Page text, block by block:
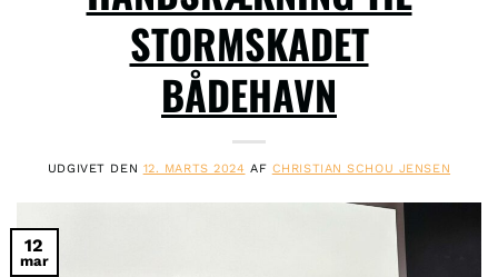
STORMSKADET
BÅDEHAVN
UDGIVET DEN 12. MARTS 2024 AF CHRISTIAN SCHOU JENSEN
12
mar